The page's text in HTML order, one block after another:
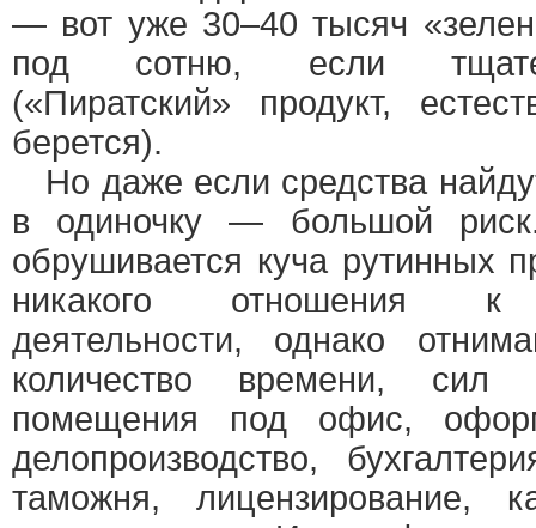
— вот уже 30–40 тысяч
под сотню, если
(«Пиратский» продукт,
берется).
Но даже если средства
в одиночку — большой
обрушивается куча рутинных
никакого отношения к
деятельности, однако
количество времени,
помещения под офис,
делопроизводство,
таможня, лицензирование,